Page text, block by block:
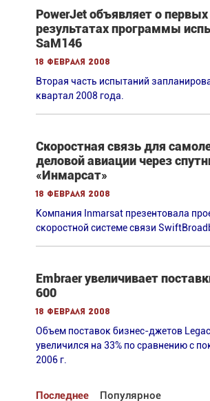
PowerJet объявляет о
результатах программы
SaM146
18 февраля 2008
Вторая часть испытаний
квартал 2008 года.
Скоростная связь для
деловой авиации через
«Инмарсат»
18 февраля 2008
Компания Inmarsat презентовала
скоростной системе связи
Embraer увеличивает
600
18 февраля 2008
Объем поставок бизнес-джетов
увеличился на 33% по сравнению с
2006 г.
Последнее Популярное